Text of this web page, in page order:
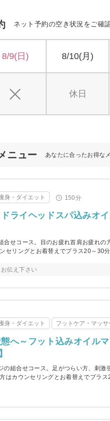
ネット予約の空き状況をご確
8/9(日) 8/10(月)
休日
ニュー あなたに合ったお得な
身・ダイエット 150分
ライヘッドスパ込みオ
合せコース。目のお疲れ首肩お疲れの
セリングとお着替えでプラス20～30
伝え下さい
身・ダイエット フットケア・マッサ
へ～フット込みオイル
の組合せコース。足がつらい方、刺激
はカウンセリングとお着替えでプラス